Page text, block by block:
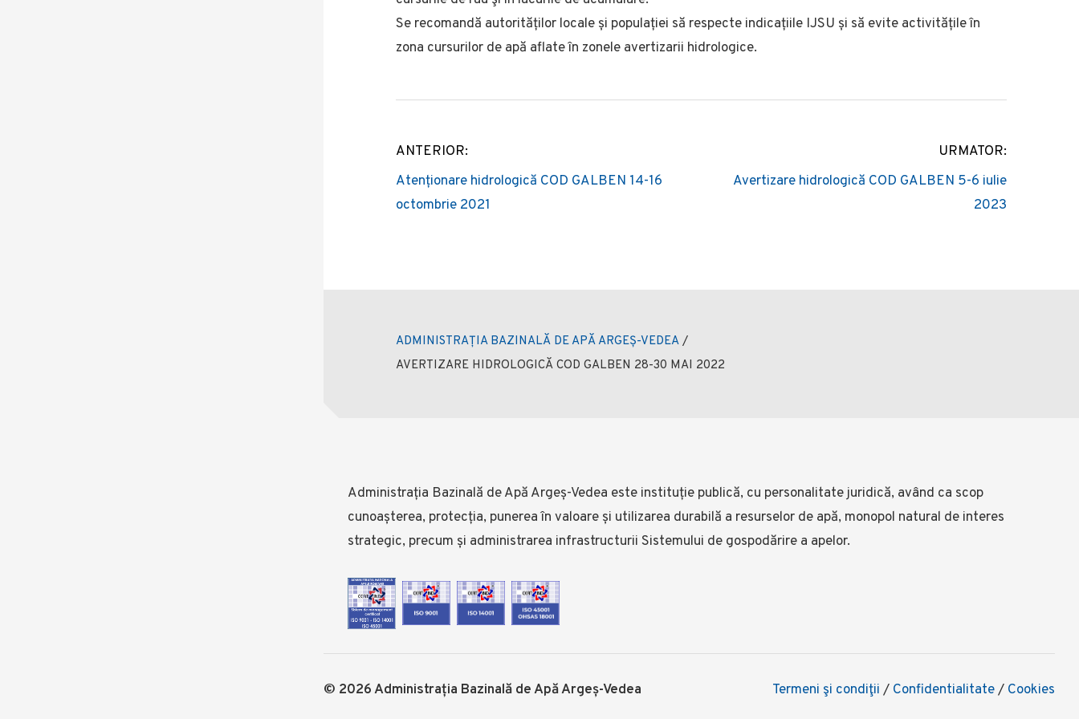
Se recomandă autorităților locale și populației să respecte indicațiile IJSU și să evite activitățile în
zona cursurilor de apă aflate în zonele avertizarii hidrologice.
Post
navigation
ANTERIOR:
Atenționare hidrologică COD GALBEN 14-16
octombrie 2021
URMATOR:
Avertizare hidrologică COD GALBEN 5-6 iulie
2023
ADMINISTRAȚIA BAZINALĂ DE APĂ ARGEȘ-VEDEA /
AVERTIZARE HIDROLOGICĂ COD GALBEN 28-30 MAI 2022
Administrația Bazinală de Apă Argeș-Vedea este instituție publică, cu personalitate juridică, având ca scop
cunoașterea, protecția, punerea în valoare și utilizarea durabilă a resurselor de apă, monopol natural de interes
strategic, precum și administrarea infrastructurii Sistemului de gospodărire a apelor.
© 2026 Administrația Bazinală de Apă Argeș-Vedea Termeni şi condiţii / Confidentialitate/ Cookies